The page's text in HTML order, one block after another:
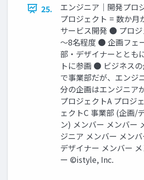
25.
エンジニア｜開発プロ
プロジェクト = 数か月
サービス開発 ● プロ
～8名程度 ● 企画フェ
部・デザイナーととも
トに参画 ● ビジネス
で事業部だが、エンジ
分の企画はエンジニア
プロジェクトA プロジ
ェクトC 事業部 (企画/
ン) メンバー メンバー
ジニア メンバー メン
デザイナー メンバー
ー ©istyle, Inc.